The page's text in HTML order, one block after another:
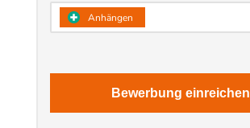
​Anhängen
Bewerbung einreichen